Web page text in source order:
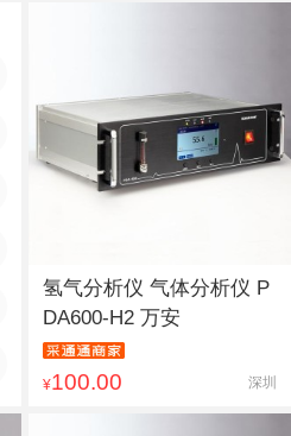
氢气分析仪 气体分析仪 P
DA600-H2 万安
¥100.00 深圳